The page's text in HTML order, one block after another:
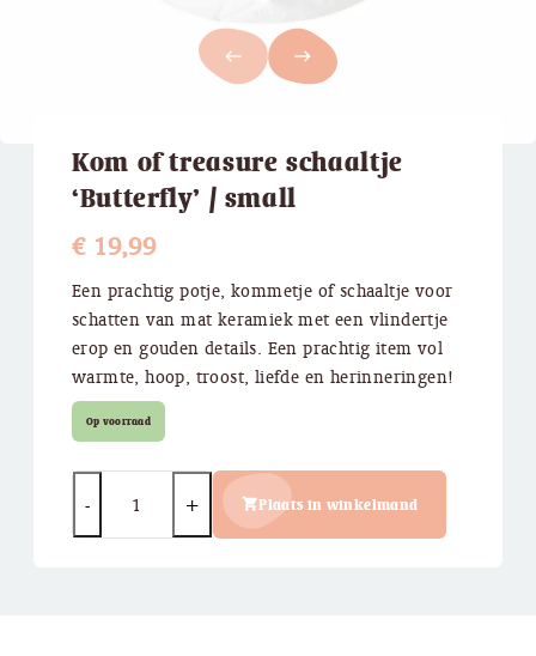
west east
Kom of treasure schaaltje
‘Butterfly’ / small
€19,99
Een prachtig potje, kommetje of schaaltje voor
schatten van mat keramiek met een vlindertje
erop en gouden details. Een prachtig item vol
warmte, hoop, troost, liefde en herinneringen!
Op voorraad
Plaats in winkelmand